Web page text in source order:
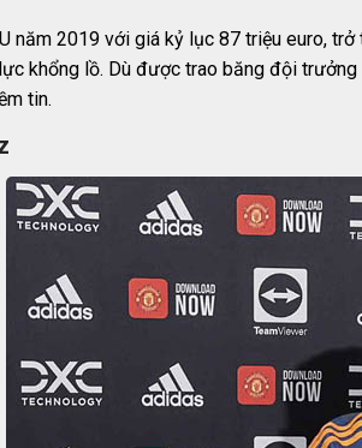
năm 2019 với giá kỷ lục 87 triệu euro,
khổng lồ. Dù được trao băng đội
tin.